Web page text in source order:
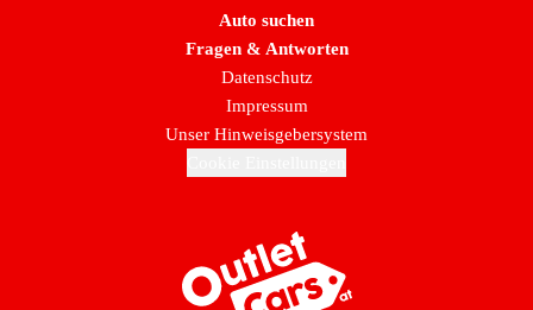
Auto suchen
Fragen & Antworten
Datenschutz
Impressum
Unser Hinweisgebersystem
Zur Startseite